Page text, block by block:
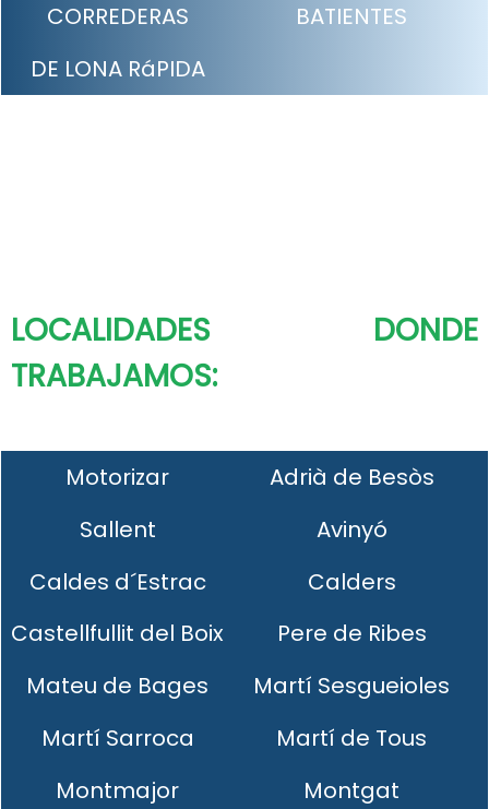
CORREDERAS
BATIENTES
DE LONA RáPIDA
LOCALIDADES DONDE
TRABAJAMOS:
Motorizar
Adrià de Besòs
Sallent
Avinyó
Caldes d´Estrac
Calders
Castellfullit del Boix
Pere de Ribes
Mateu de Bages
Martí Sesgueioles
Martí Sarroca
Martí de Tous
Montmajor
Montgat